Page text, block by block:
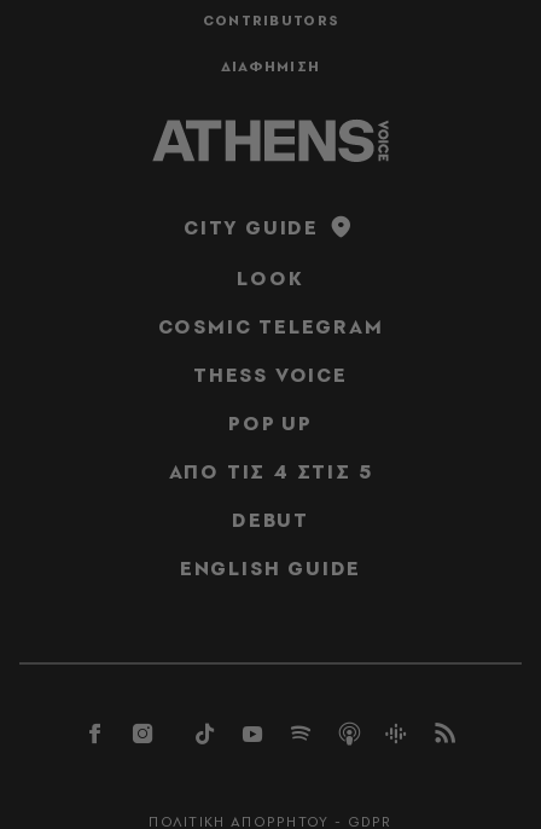
CONTRIBUTORS
ΔΙΑΦΗΜΙΣΗ
CITY GUIDE
LOOK
COSMIC TELEGRAM
THESS VOICE
POP UP
ΑΠΟ ΤΙΣ 4 ΣΤΙΣ 5
DEBUT
ENGLISH GUIDE
ΠΟΛΙΤΙΚΗ ΑΠΟΡΡΗΤΟΥ - GDPR